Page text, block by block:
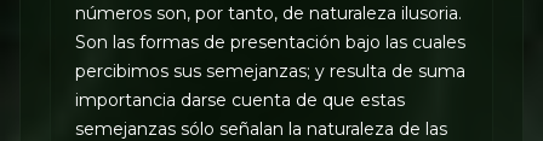
números son, por tanto, de naturaleza ilusoria.
Son las formas de presentación bajo las cuales
percibimos sus semejanzas; y resulta de suma
importancia darse cuenta de que estas
semejanzas sólo señalan la naturaleza de las